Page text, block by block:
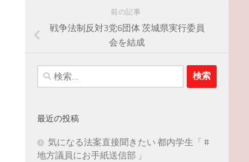
前の記事
戦争法制反対3党6団体 茨城県実行委員
会を結成
検
索:
最近の投稿
気になる法案直接聞きたい 都内学生「 #
地方議員にお手紙送信部 」